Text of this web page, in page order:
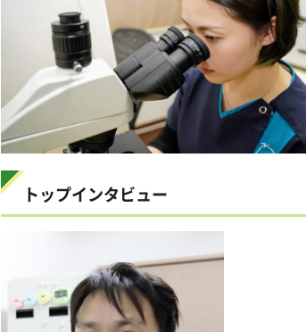
トップインタビュー